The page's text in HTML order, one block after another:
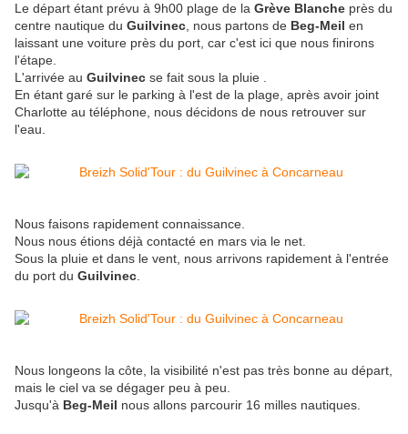
Le départ étant prévu à 9h00 plage de la Grève Blanche près du
centre nautique du Guilvinec , nous partons de Beg-Meil en
laissant une voiture près du port, car c'est ici que nous finirons
l'étape.
L'arrivée au Guilvinec se fait sous la pluie .
En étant garé sur le parking à l'est de la plage, après avoir joint
Charlotte au téléphone, nous décidons de nous retrouver sur
l'eau.
Nous faisons rapidement connaissance.
Nous nous étions déjà contacté en mars via le net.
Sous la pluie et dans le vent, nous arrivons rapidement à l'entrée
du port du Guilvinec
Nous longeons la côte, la visibilité n'est pas très bonne au départ,
mais le ciel va se dégager peu à peu.
Jusqu'à Beg-Meil nous allons parcourir 16 milles nautiques.